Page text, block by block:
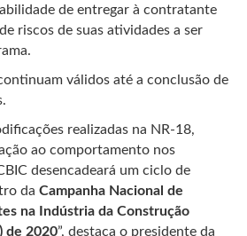
de entregar à contratante
riscos de suas atividades a ser
válidos até a conclusão de
realizadas na NR-18,
ao comportamento nos
desencadeará um ciclo de
da Campanha Nacional de
na Indústria da Construção
de 2020”, destaca o presidente da